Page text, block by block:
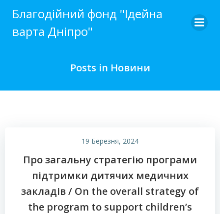
to
Благодійний фонд "Ідейна
варта Дніпро"
Posts in Новини
19 Березня, 2024
Про загальну стратегію програми
підтримки дитячих медичних
закладів / On the overall strategy of
the program to support children’s